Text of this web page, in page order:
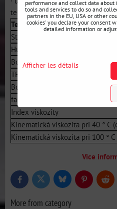
teplotu motoru
Technické vlastnosti
Stupeň viskozity SAE
Hustota pri 15 ° C
Bod vzplanutia, ° C
TBN (mg KOH / g)
Bod tuhnutia, ° C
farba
Index viskozity
Kinematická viskozita pri 40 ° C
Kinematická viskozita pri 100 ° C
Více
FacebookTwitter BlueskyPinterest
More from category
performance and collect data about
tools and services to do so and
partners in the EU, USA or other
cookies' you declare your consent
detailed information or
Afficher les détails